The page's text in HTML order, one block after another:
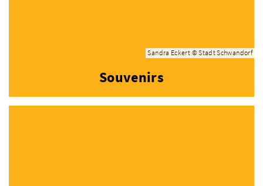
Sandra Eckert © Stadt Schwandorf
Souvenirs